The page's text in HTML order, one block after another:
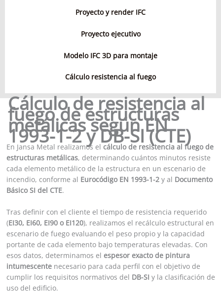
Proyecto y render IFC
Proyecto ejecutivo
Modelo IFC 3D para montaje
Cálculo resistencia al fuego
Cálculo de resistencia al
fuego de estructuras
metálicas según EN
1993-1-2 y DB-SI (CTE)
En Jansa Metal realizamos el cálculo de resistencia al fuego de
estructuras metálicas, determinando cuántos minutos resiste
cada elemento metálico de la estructura en un escenario de
incendio, conforme al Eurocódigo EN 1993-1-2 y al Documento
Básico SI del CTE.
Tras definir con el cliente el tiempo de resistencia requerido
(EI30, EI60, EI90 o EI120), realizamos el recálculo estructural en
escenario de fuego evaluando el peso propio y la capacidad
portante de cada elemento bajo temperaturas elevadas. Con
esos datos, determinamos el espesor exacto de pintura
intumescente necesario para cada perfil con el objetivo de
cumplir los requisitos normativos del DB-SI y la clasificación de
uso del edificio.